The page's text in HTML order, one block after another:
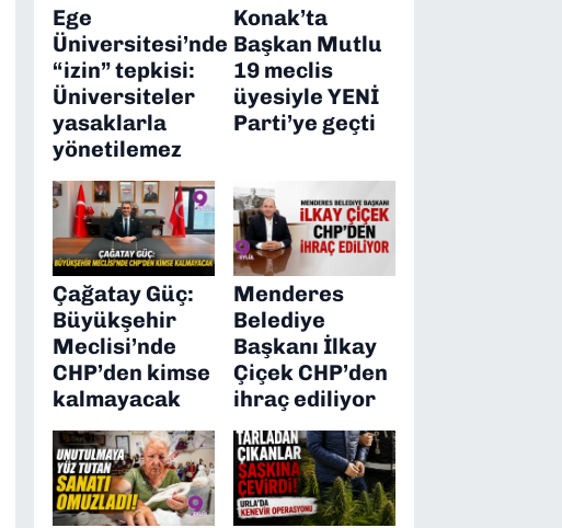
Ege
Üniversitesi’nde
“izin” tepkisi:
Üniversiteler
yasaklarla
yönetilemez
Konak’ta
Başkan Mutlu
19 meclis
üyesiyle YENİ
Parti’ye geçti
Çağatay Güç:
Büyükşehir
Meclisi’nde
CHP’den kimse
kalmayacak
Menderes
Belediye
Başkanı İlkay
Çiçek CHP’den
ihraç ediliyor